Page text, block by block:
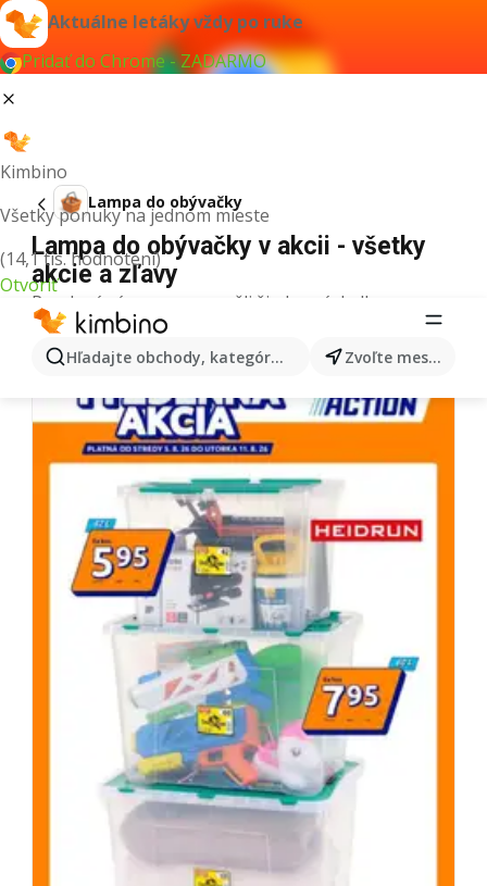
Aktuálne letáky vždy po ruke
Pridať do Chrome - ZADARMO
Kimbino
Všetky ponuky na jednom mieste
(14,1 tis. hodnotení)
Otvoriť
Hľadajte obchody, kategórie, produkty... Zvoľte mesto
Lampa do obývačky
Lampa do obývačky v akcii - všetky
akcie a zľavy
Pre daný výraz sme nenašli žiadne výsledky.
Ďalšie letáky z kategórie